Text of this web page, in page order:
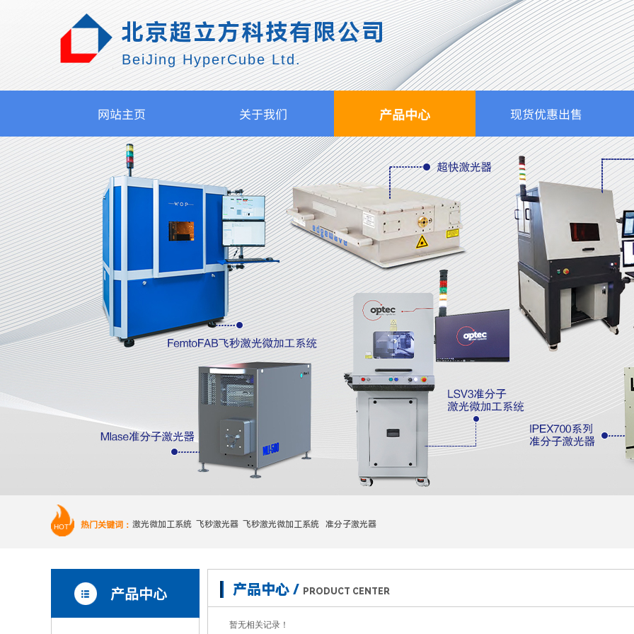
北京超立方科技有限公司
BeiJing HyperCube Ltd.
网站主页 关于我们 产品中心 现货优惠出售
激光微加工系统 飞秒激光器 飞秒激光微加工系统 准分子激光器
热门关键词：
HOT
产品中心 / PRODUCT CENTER
暂无相关记录！
产品中心